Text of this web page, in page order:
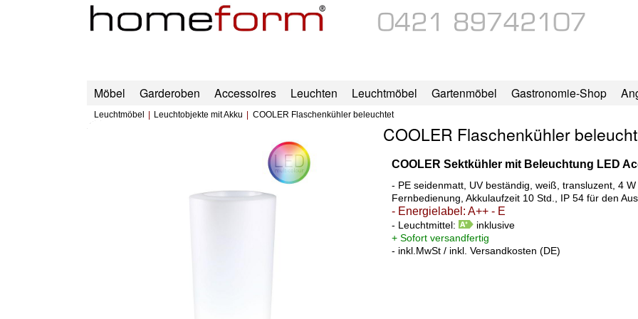
Möbel Garderoben Accessoires Leuchten Leuchtmöbel Gartenmöbel Gastronomie-Shop
Leuchtmöbel Leuchtobjekte mit Akku COOLER Flaschenkühler beleuchtet
COOLER Flaschenkühler
COOLER Sektkühler mit Beleuchtung LED
- PE seidenmatt, UV beständig, weiß, transluzent, 4 W
Fernbedienung, Akkulaufzeit 10 Std., IP 54 für den
- Energielabel: A++ - E
- Leuchtmittel:
inklusive
+ Sofort versandfertig
- inkl.MwSt / inkl. Versandkosten (DE)